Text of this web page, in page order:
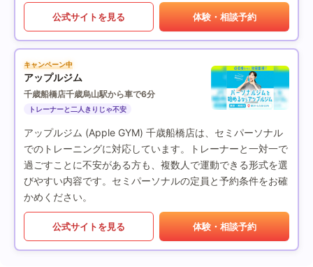
公式サイトを見る 体験・相談予約
キャンペーン中
アップルジム
千歳船橋店千歳烏山駅から車で6分
トレーナーと二人きりじゃ不安
アップルジム (Apple GYM) 千歳船橋店は、セミパーソナル
でのトレーニングに対応しています。トレーナーと一対一で
過ごすことに不安がある方も、複数人で運動できる形式を選
びやすい内容です。セミパーソナルの定員と予約条件をお確
かめください。
公式サイトを見る 体験・相談予約